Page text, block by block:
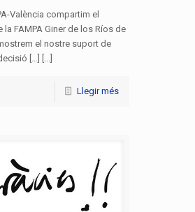
València compartim el
la FAMPA Giner de los Ríos de
el nostre suport de
[…] [...]
Llegir més